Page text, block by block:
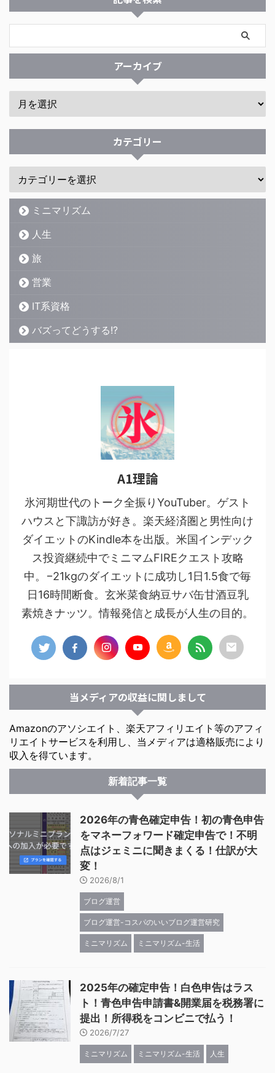
アーカイブ
カテゴリー
ミニマリズム
人生
旅
営業
IT系資格
バズってどうする!?
A1理論
氷河期世代のトーク全振りYouTuber。ゲスト
ハウスと下諏訪が好き。楽天経済圏と男性向け
ダイエットのKindle本を出版。米国インデック
ス投資継続中でミニマムFIREクエスト攻略
中。−21kgのダイエットに成功し1日1.5食で毎
日16時間断食。玄米菜食納豆サバ缶甘酒豆乳
素焼きナッツ。情報発信と成長が人生の目的。
当メディアの収益に関しまして
Amazonのアソシエイト、楽天アフィリエイト等のアフィ
リエイトサービスを利用し、当メディアは適格販売により
収入を得ています。
新着記事一覧
2026年の青色確定申告！初の青色申告
をマネーフォワード確定申告で！不明
点はジェミニに聞きまくる！仕訳が大
変！
2026/8/1
ブログ運営
ブログ運営-コスパのいいブログ運営研究
ミニマリズム ミニマリズム-生活
2025年の確定申告！白色申告はラス
ト！青色申告申請書&開業届を税務署に
提出！所得税をコンビニで払う！
2026/7/27
ミニマリズム ミニマリズム-生活 人生